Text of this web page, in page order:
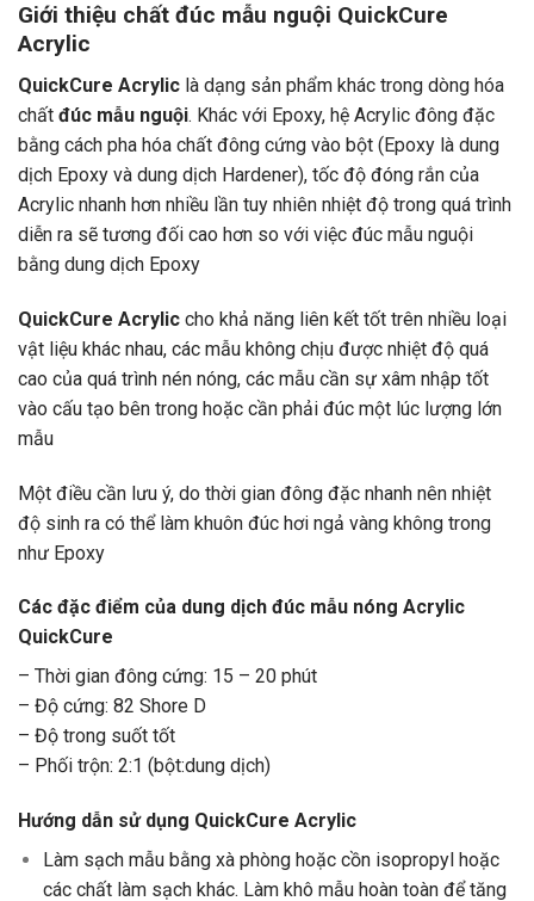
Giới thiệu chất đúc mẫu nguội QuickCure
Acrylic
QuickCure Acrylic là dạng sản phẩm khác trong dòng hóa
chất đúc mẫu nguội. Khác với Epoxy, hệ Acrylic đông đặc
bằng cách pha hóa chất đông cứng vào bột (Epoxy là dung
dịch Epoxy và dung dịch Hardener), tốc độ đóng rắn của
Acrylic nhanh hơn nhiều lần tuy nhiên nhiệt độ trong quá trình
diễn ra sẽ tương đối cao hơn so với việc đúc mẫu nguội
bằng dung dịch Epoxy
QuickCure Acrylic cho khả năng liên kết tốt trên nhiều loại
vật liệu khác nhau, các mẫu không chịu được nhiệt độ quá
cao của quá trình nén nóng, các mẫu cần sự xâm nhập tốt
vào cấu tạo bên trong hoặc cần phải đúc một lúc lượng lớn
mẫu
Một điều cần lưu ý, do thời gian đông đặc nhanh nên nhiệt
độ sinh ra có thể làm khuôn đúc hơi ngả vàng không trong
như Epoxy
Các đặc điểm của dung dịch đúc mẫu nóng Acrylic
QuickCure
– Thời gian đông cứng: 15 – 20 phút
– Độ cứng: 82 Shore D
– Độ trong suốt tốt
– Phối trộn: 2:1 (bột:dung dịch)
Hướng dẫn sử dụng QuickCure Acrylic
Làm sạch mẫu bằng xà phòng hoặc cồn isopropyl hoặc
các chất làm sạch khác. Làm khô mẫu hoàn toàn để tăng